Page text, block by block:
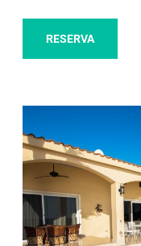
RESERVA